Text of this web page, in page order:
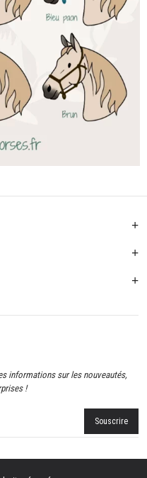
informations sur les nouveautés,
!